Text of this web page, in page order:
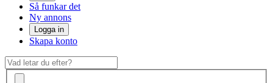
Så funkar det
Ny annons
Logga in
Skapa konto